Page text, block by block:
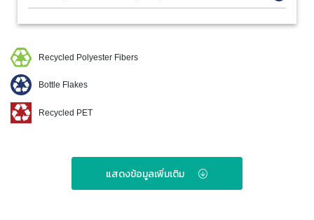
Recycled Polyester Fibers
Bottle Flakes
Recycled PET
แสดงข้อมูลเพิ่มเติม